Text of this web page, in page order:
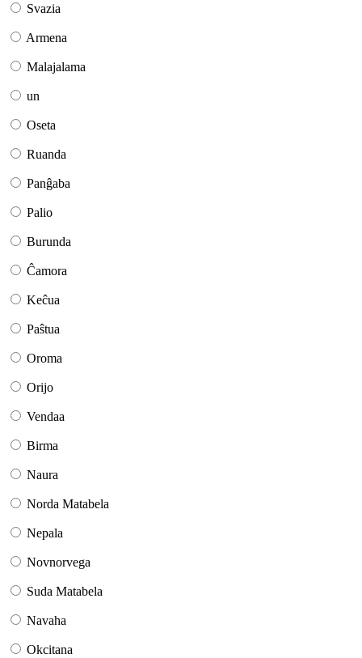
Svazia
Armena
Malajalama
un
Oseta
Ruanda
Panĝaba
Palio
Burunda
Ĉamora
Keĉua
Paŝtua
Oroma
Orijo
Vendaa
Birma
Naura
Norda Matabela
Nepala
Novnorvega
Suda Matabela
Navaha
Okcitana